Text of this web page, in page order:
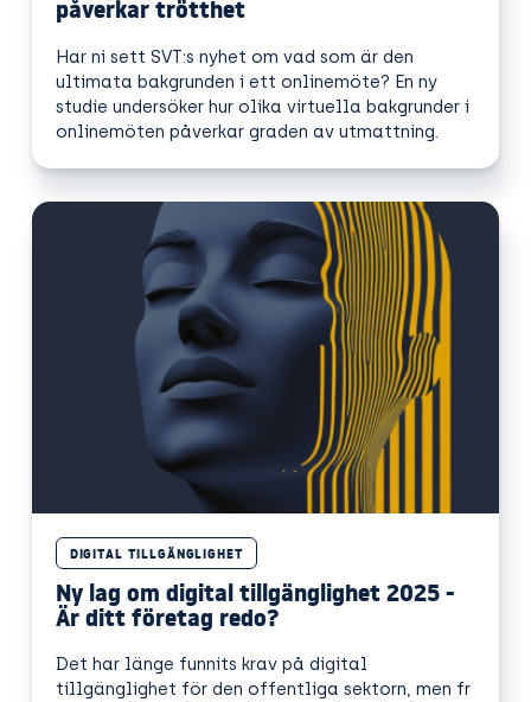
påverkar trötthet
Har ni sett SVT:s nyhet om vad som är den
ultimata bakgrunden i ett onlinemöte? En ny
studie undersöker hur olika virtuella bakgrunder i
onlinemöten påverkar graden av utmattning.
DIGITAL TILLGÄNGLIGHET
Ny lag om digital tillgänglighet 2025 -
Är ditt företag redo?
Det har länge funnits krav på digital
tillgänglighet för den offentliga sektorn, men fr